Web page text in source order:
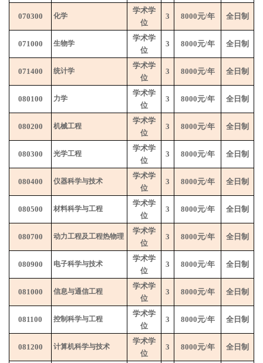
070300 化学
学术学
位
3 8000元/年 全日制
071000 生物学
学术学
位
3 8000元/年 全日制
071400 统计学
学术学
位
3 8000元/年 全日制
080100 力学
学术学
位
3 8000元/年 全日制
080200 机械工程
学术学
位
3 8000元/年 全日制
080300 光学工程
学术学
位
3 8000元/年 全日制
080400 仪器科学与技术
学术学
位
3 8000元/年 全日制
080500 材料科学与工程
学术学
位
3 8000元/年 全日制
080700 动力工程及工程热物理
学术学
位
3 8000元/年 全日制
080900 电子科学与技术
学术学
位
3 8000元/年 全日制
081000 信息与通信工程
学术学
位
3 8000元/年 全日制
081100 控制科学与工程
学术学
位
3 8000元/年 全日制
081200 计算机科学与技术
学术学
位
3 8000元/年 全日制